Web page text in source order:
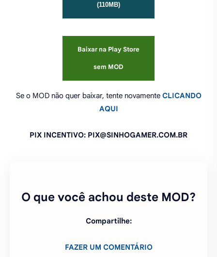
(110MB)
Baixar na Play Store
sem MOD
Se o MOD não quer baixar, tente novamente CLICANDO
AQUI
PIX INCENTIVO: PIX@SINHOGAMER.COM.BR
O que você achou deste MOD?
Compartilhe:
FAZER UM COMENTÁRIO